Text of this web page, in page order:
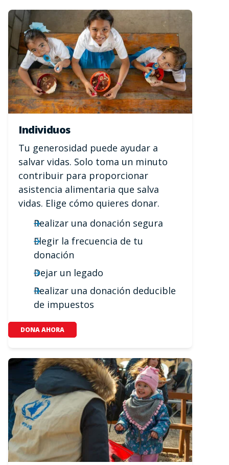
Individuos
Tu generosidad puede ayudar a
salvar vidas. Solo toma un minuto
contribuir para proporcionar
asistencia alimentaria que salva
vidas. Elige cómo quieres donar.
Realizar una donación segura
Elegir la frecuencia de tu
donación
Dejar un legado
Realizar una donación deducible
de impuestos
DONA AHORA